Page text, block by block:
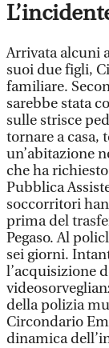
Arrivata alcuni
suoi due figli,
familiare.
sarebbe stata
sulle strisce
tornare a casa,
un’abitazione
che ha
Pubblica
soccorritori
prima del
Pegaso. Al
sei giorni.
l’acquisizione
della polizia
Circondario
dinamica